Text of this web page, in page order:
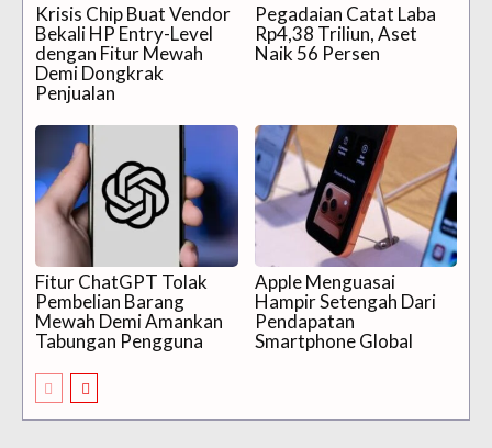
Krisis Chip Buat Vendor
Bekali HP Entry-Level
dengan Fitur Mewah
Demi Dongkrak
Penjualan
Pegadaian Catat Laba
Rp4,38 Triliun, Aset
Naik 56 Persen
Fitur ChatGPT Tolak
Pembelian Barang
Mewah Demi Amankan
Tabungan Pengguna
Apple Menguasai
Hampir Setengah Dari
Pendapatan
Smartphone Global